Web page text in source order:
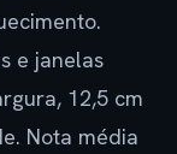
e janelas
12,5 cm
Nota média